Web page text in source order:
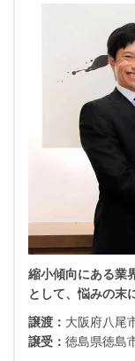
縮小傾向にある業
として、悩みの末
譲渡： 大阪府八
譲受： 徳島県徳